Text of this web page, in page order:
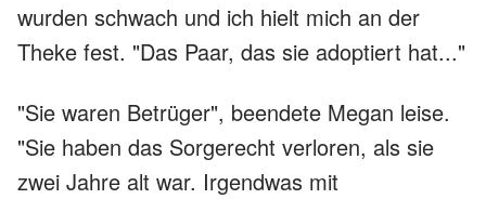
wurden schwach und ich hielt mich an der
Theke fest. "Das Paar, das sie adoptiert hat..."
"Sie waren Betrüger", beendete Megan leise.
"Sie haben das Sorgerecht verloren, als sie
zwei Jahre alt war. Irgendwas mit